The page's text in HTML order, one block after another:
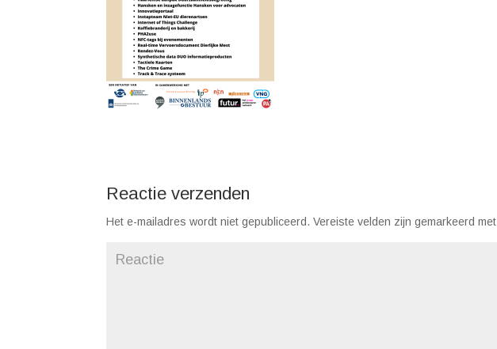
Reactie verzenden
Het e-mailadres wordt niet gepubliceerd. Vereiste velden zijn gemarkeerd met